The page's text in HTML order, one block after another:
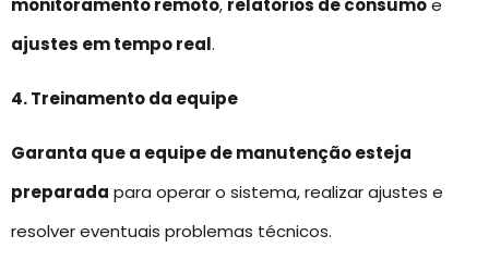
ajustes em tempo real.
4. Treinamento da equipe
Garanta que a equipe de manutenção esteja
preparada para operar o sistema, realizar ajustes e
resolver eventuais problemas técnicos.